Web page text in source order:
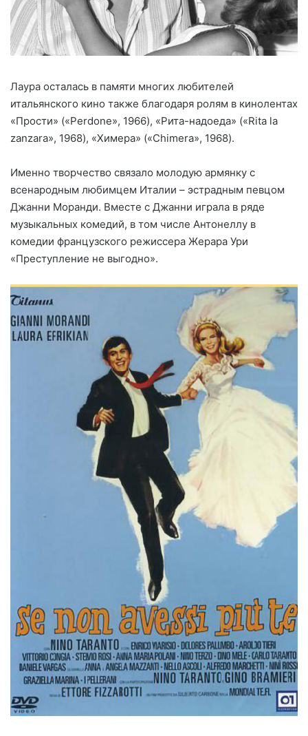
Лаура осталась в памяти многих любителей
итальянского кино также благодаря ролям в кинолентах
«Прости» («Perdone», 1966), «Рита-надоеда» («Rita la
zanzara», 1968), «Химера» («Chimera», 1968).
Именно творчество связало молодую армянку с
всенародным любимцем Италии – эстрадным певцом
Джанни Моранди. Вместе с Джанни играла в ряде
музыкальных комедий, в том числе Антонеллу в
комедии французского режиссера Жерара Ури
«Преступление не выгодно».